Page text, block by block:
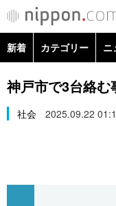
新着 カテゴリー ニ
政治・外交
経済・ビジネス
社会
神戸市で3台絡
社会 2025.09.22